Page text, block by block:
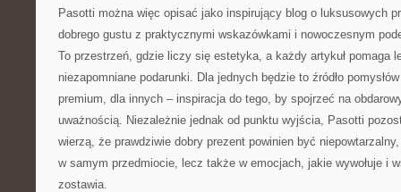
Pasotti można więc opisać jako inspirujący blog o luksusowych
dobrego gustu z praktycznymi wskazówkami i nowoczesnym
To przestrzeń, gdzie liczy się estetyka, a każdy artykuł pomaga
niezapomniane podarunki. Dla jednych będzie to źródło
premium, dla innych – inspiracja do tego, by spojrzeć na
uważnością. Niezależnie jednak od punktu wyjścia, Pasotti
wierzą, że prawdziwie dobry prezent powinien być
w samym przedmiocie, lecz także w emocjach, jakie wywołuje i
zostawia.